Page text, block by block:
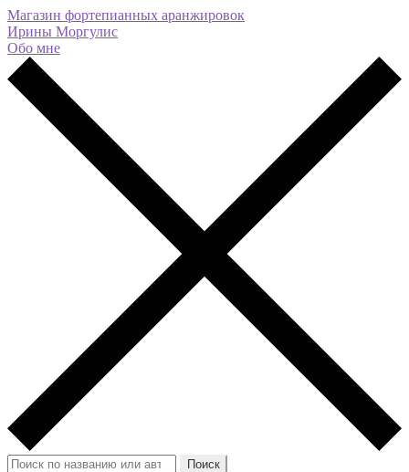
Магазин фортепианных аранжировок
Ирины Моргулис
Обо мне
Искать: Поиск